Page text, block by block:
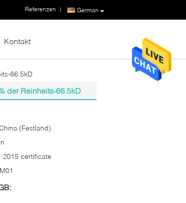
German
Referenzen |
Kontakt
66.5kD
der Reinheits-66.5kD
(Festland)
certificate